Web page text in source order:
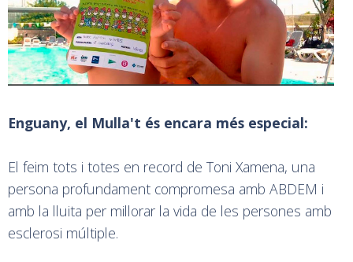
Enguany, el Mulla't és encara més especial:
El feim tots i totes en record de Toni Xamena, una
persona profundament compromesa amb ABDEM i
amb la lluita per millorar la vida de les persones amb
esclerosi múltiple.